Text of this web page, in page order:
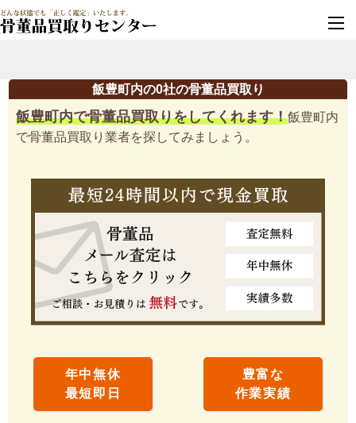
飯豊町内の0社の骨董品買取り
飯豊町内で骨董品買取りをしてくれます！飯豊町内
で骨董品買取り業者を探してみましょう。
年中無休
最短即日
豊富な
作業実績